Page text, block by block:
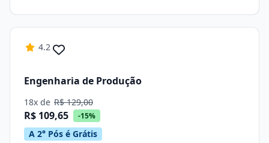
4.2
Engenharia de Produção
18x de R$ 129,00
R$ 109,65 -15%
A 2° Pós é Grátis